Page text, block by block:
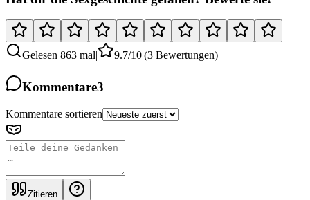
Gelesen 863 mal| 9.7/10|(3 Bewertungen)
Kommentare3
Kommentare sortieren
Zitieren